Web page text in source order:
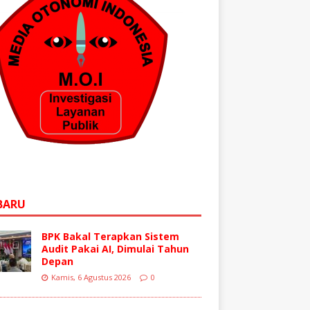
BPK Bakal Terapkan Sistem
Audit Pakai AI, Dimulai Tahun
Depan
Kamis, 6 Agustus 2026 0